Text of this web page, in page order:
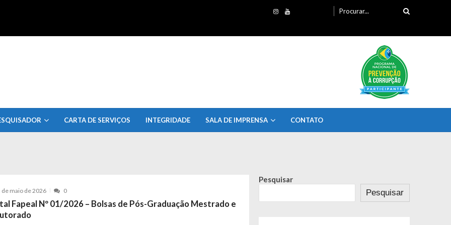
por:
CARTA DE SERVIÇOS INTEGRIDADE SALA DE IMPRENSA CONTATO
de maio de 2026 0
Fapeal Nº 01/2026 – Bolsas de Pós-Graduação Mestrado e
Pesquisar
Pesquisar